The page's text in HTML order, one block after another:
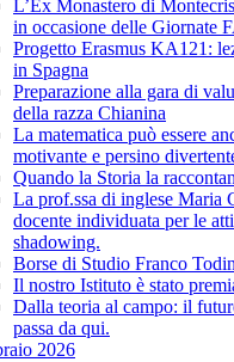
L’Ex Monastero di
in occasione delle Giornate
Progetto Erasmus KA121:
in Spagna
Preparazione alla gara di
della razza Chianina
La matematica può essere
motivante e persino
Quando la Storia la
La prof.ssa di inglese Maria
docente individuata per le
shadowing.
Borse di Studio Franco
Il nostro Istituto è stato
Dalla teoria al campo: il
passa da qui.
2026